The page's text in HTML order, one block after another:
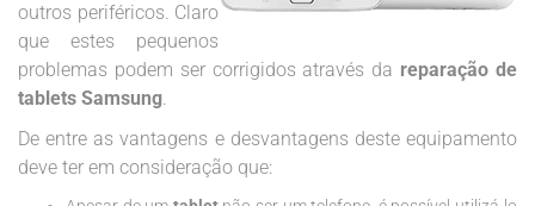
outros periféricos. Claro
que estes pequenos
problemas podem ser corrigidos através da reparação de
tablets Samsung.
De entre as vantagens e desvantagens deste equipamento
deve ter em consideração que: